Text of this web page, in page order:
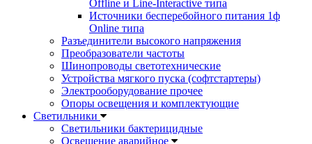
Offline и Line-Interactive типа
Источники бесперебойного питания 1ф
Online типа
Разъединители высокого напряжения
Преобразователи частоты
Шинопроводы светотехнические
Устройства мягкого пуска (софтстартеры)
Электрооборудование прочее
Опоры освещения и комплектующие
Светильники
Светильники бактерицидные
Освещение аварийное